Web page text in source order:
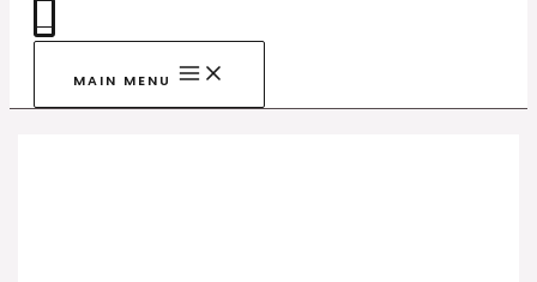
MAIN MENU